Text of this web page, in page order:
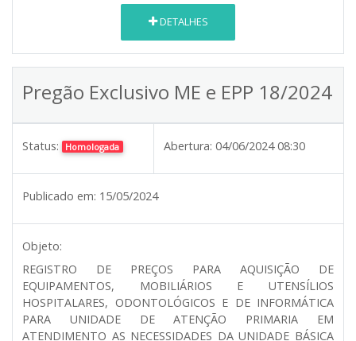
DETALHES
Pregão Exclusivo ME e EPP 18/2024
Status: Homologada Abertura: 04/06/2024 08:30
Publicado em: 15/05/2024
Objeto:
REGISTRO DE PREÇOS PARA AQUISIÇÃO DE
EQUIPAMENTOS, MOBILIÁRIOS E UTENSÍLIOS
HOSPITALARES, ODONTOLÓGICOS E DE INFORMÁTICA
PARA UNIDADE DE ATENÇÃO PRIMARIA EM
ATENDIMENTO AS NECESSIDADES DA UNIDADE BÁSICA